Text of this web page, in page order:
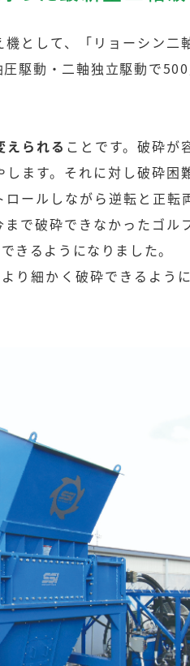
として、「リョーシン二
駆動・二軸独立駆動で
えられる ことです。破砕が
ます。それに対し破砕困
ールしながら逆転と正転
で破砕できなかったゴル
きるようになりました。
り細かく破砕できるよう